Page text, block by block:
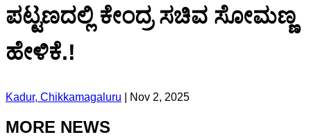
ಪಟ್ಟಣದಲ್ಲಿ‌ ಕೇಂದ್ರ ಸಚಿವ ಸೋಮಣ್ಣ
ಹೇಳಿಕೆ.!
Kadur, Chikkamagaluru Nov 2, 2025
MORE NEWS